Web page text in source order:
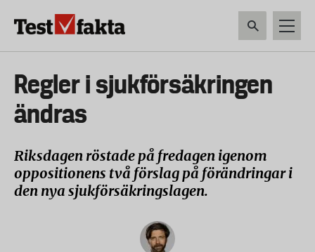
Huvudmeny
ny
Regler i sjukförsäkringen
ändras
Riksdagen röstade på fredagen igenom
oppositionens två förslag på förändringar i
den nya sjukförsäkringslagen.